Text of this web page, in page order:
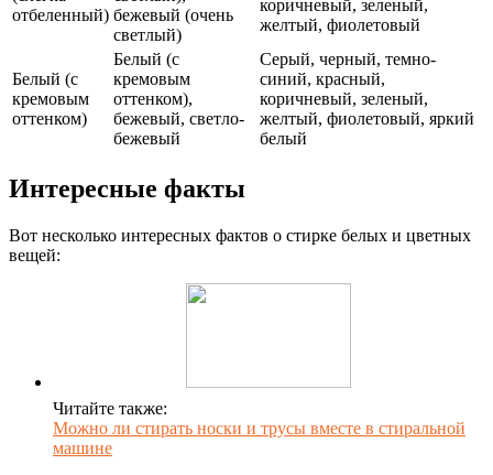
отбеленный) бежевый (очень
светлый)
коричневый, зеленый,
желтый, фиолетовый
Белый (с
кремовым
оттенком)
Белый (с
кремовым
оттенком),
бежевый, светло-
бежевый
Серый, черный, темно-
синий, красный,
коричневый, зеленый,
желтый, фиолетовый, яркий
белый
Интересные факты
Вот несколько интересных фактов о стирке белых и цветных
вещей:
Читайте также:
Можно ли стирать носки и трусы вместе в стиральной
машине